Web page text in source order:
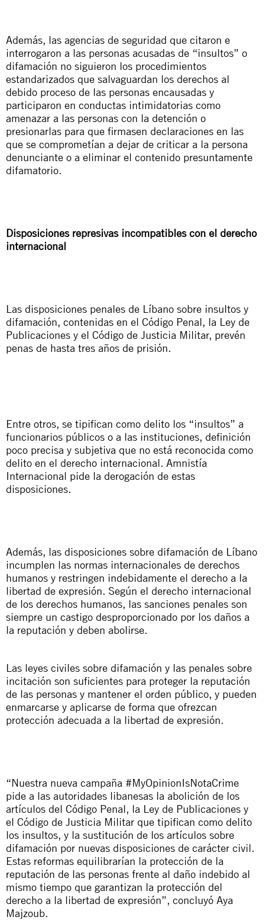
Además, las agencias de seguridad que citaron e
interrogaron a las personas acusadas de “insultos” o
difamación no siguieron los procedimientos
estandarizados que salvaguardan los derechos al
debido proceso de las personas encausadas y
participaron en conductas intimidatorias como
amenazar a las personas con la detención o
presionarlas para que firmasen declaraciones en las
que se comprometían a dejar de criticar a la persona
denunciante o a eliminar el contenido presuntamente
difamatorio.
Disposiciones represivas incompatibles con el derecho
internacional
Las disposiciones penales de Líbano sobre insultos y
difamación, contenidas en el Código Penal, la Ley de
Publicaciones y el Código de Justicia Militar, prevén
penas de hasta tres años de prisión.
Entre otros, se tipifican como delito los “insultos” a
funcionarios públicos o a las instituciones, definición
poco precisa y subjetiva que no está reconocida como
delito en el derecho internacional. Amnistía
Internacional pide la derogación de estas
disposiciones.
Además, las disposiciones sobre difamación de Líbano
incumplen las normas internacionales de derechos
humanos y restringen indebidamente el derecho a la
libertad de expresión. Según el derecho internacional
de los derechos humanos, las sanciones penales son
siempre un castigo desproporcionado por los daños a
la reputación y deben abolirse.
Las leyes civiles sobre difamación y las penales sobre
incitación son suficientes para proteger la reputación
de las personas y mantener el orden público, y pueden
enmarcarse y aplicarse de forma que ofrezcan
protección adecuada a la libertad de expresión.
“Nuestra nueva campaña #MyOpinionIsNotaCrime
pide a las autoridades libanesas la abolición de los
artículos del Código Penal, la Ley de Publicaciones y
el Código de Justicia Militar que tipifican como delito
los insultos, y la sustitución de los artículos sobre
difamación por nuevas disposiciones de carácter civil.
Estas reformas equilibrarían la protección de la
reputación de las personas frente al daño indebido al
mismo tiempo que garantizan la protección del
derecho a la libertad de expresión”, concluyó Aya
Majzoub.